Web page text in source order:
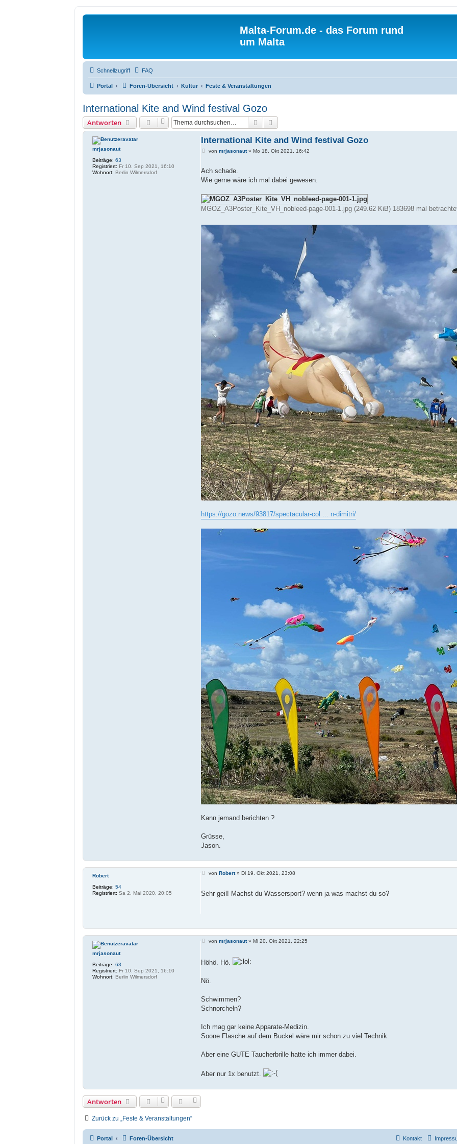
Malta-Forum.de - das Forum rund
um Malta
Schnellzugriff FAQ
Portal Foren-Übersicht Kultur Feste & Veranstaltungen
International Kite and Wind festival Gozo
Antworten Suche
mrjasonaut
Beiträge: 63
Registriert: Fr 10. Sep 2021, 16:10
Wohnort: Berlin Wilmersdorf
International Kite and Wind festival Gozo
B
t
r
a
vonmrjasonaut»Mo 18. Okt 2021, 16:42
Ach schade.
Wie gerne wäre ich mal dabei gewesen.
MGOZ_A3Poster_Kite_VH_nobleed-page-001-1.jpg (249.62 KiB) 183698 mal
https://gozo.news/93817/spectacular-col ... n-dimitri/
Kann jemand berichten ?
Grüsse,
Jason.
Robert
Beiträge: 54
Registriert: Sa 2. Mai 2020, 20:05
B
r
vonRobert»Di 19. Okt 2021, 23:08
Sehr geil! Machst du Wassersport? wenn ja was machst du so?
mrjasonaut
Beiträge: 63
Registriert: Fr 10. Sep 2021, 16:10
Wohnort: Berlin Wilmersdorf
B
t
r
g
vonmrjasonaut»Mi 20. Okt 2021, 22:25
Höhö. Hö.
Nö.
Schwimmen?
Schnorcheln?
Ich mag gar keine Apparate-Medizin.
Soone Flasche auf dem Buckel wäre mir schon zu viel Technik.
Aber eine GUTE Taucherbrille hatte ich immer dabei.
Aber nur 1x benutzt.
Antworten
Zurück zu „Feste & Veranstaltungen“
Portal Foren-Übersicht Kontakt